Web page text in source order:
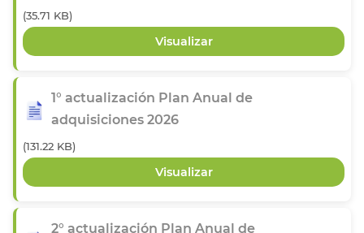
(35.71 KB)
1° actualización Plan Anual de
adquisiciones 2026
(131.22 KB)
2° actualización Plan Anual de